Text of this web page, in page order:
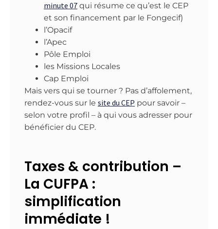
minute 07 qui résume ce qu’est le CEP
et son financement par le Fongecif)
l’Opacif
l’Apec
Pôle Emploi
les Missions Locales
Cap Emploi
Mais vers qui se tourner ? Pas d’affolement,
rendez-vous sur le site du CEP pour savoir –
selon votre profil – à qui vous adresser pour
bénéficier du CEP.
Taxes & contribution –
La CUFPA :
simplification
immédiate !